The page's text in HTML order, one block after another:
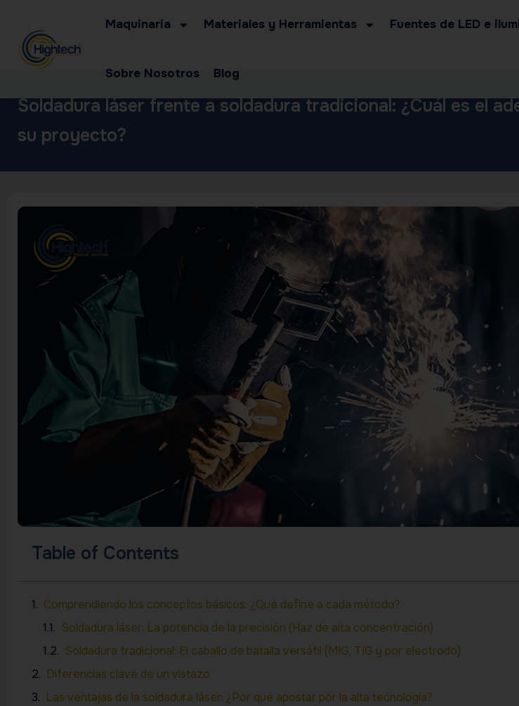
Maquinaria Materiales y Herramientas Fuentes de LED e
Sobre Nosotros Blog
Soldadura láser frente a soldadura tradicional: ¿Cuál es el
su proyecto?
Table of Contents
Comprendiendo los conceptos básicos: ¿Qué define a cada método?
Soldadura láser: La potencia de la precisión (Haz de alta concentración)
Soldadura tradicional: El caballo de batalla versátil (MIG, TIG y por electrodo)
Diferencias clave de un vistazo
Las ventajas de la soldadura láser: ¿Por qué apostar por la alta tecnología?